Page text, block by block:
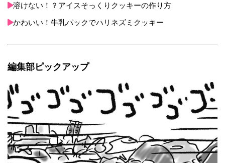
溶けない！？アイスそっくりクッキーの作り方
かわいい！牛乳パックでハリネズミクッキー
編集部ピックアップ